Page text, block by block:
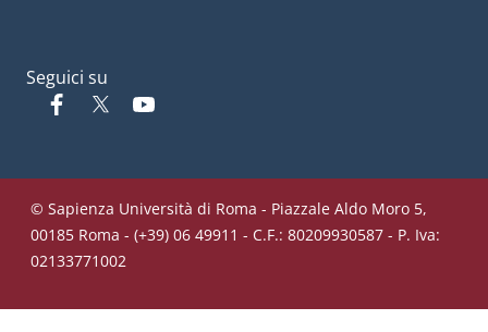
Seguici su
Facebook
Twitter
© Sapienza Università di Roma - Piazzale Aldo Moro 5,
00185 Roma - (+39) 06 49911 - C.F.: 80209930587 - P. Iva:
02133771002